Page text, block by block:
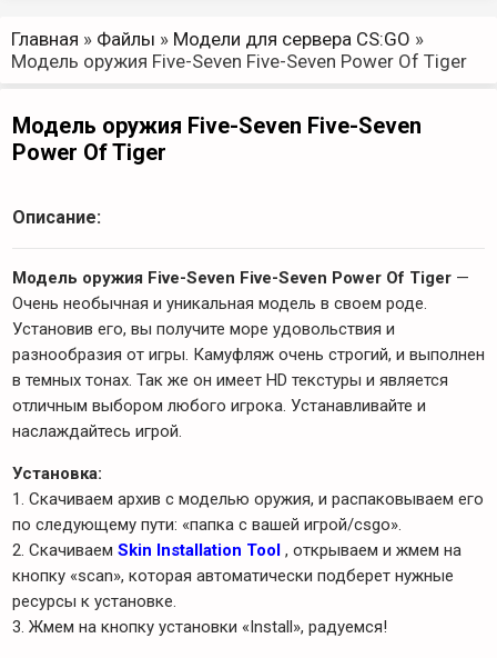
Главная » Файлы » Модели для сервера CS:GO »
Модель оружия Five-Seven Five-Seven Power Of Tiger
Модель оружия Five-Seven Five-Seven
Power Of Tiger
Описание:
Модель оружия Five-Seven Five-Seven Power Of Tiger —
Очень необычная и уникальная модель в своем роде.
Установив его, вы получите море удовольствия и
разнообразия от игры. Камуфляж очень строгий, и выполнен
в темных тонах. Так же он имеет HD текстуры и является
отличным выбором любого игрока. Устанавливайте и
наслаждайтесь игрой.
Установка:
1. Скачиваем архив с моделью оружия, и распаковываем его
по следующему пути: «папка с вашей игрой/csgo».
2. Скачиваем Skin Installation Tool , открываем и жмем на
кнопку «scan», которая автоматически подберет нужные
ресурсы к установке.
3. Жмем на кнопку установки «Install», радуемся!